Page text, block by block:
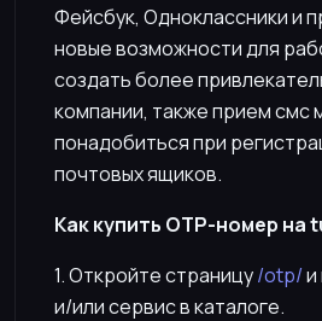
Фейсбук, Одноклассники и
новые возможности для
создать более
компании, также прием смс
понадобиться при
почтовых ящиков.
Как купить OTP-номер на
1. Откройте страницу/otp/и
и/или сервис в каталоге.